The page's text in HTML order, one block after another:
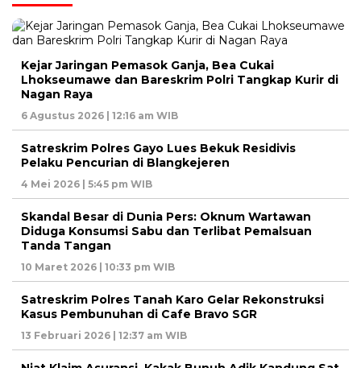
Kejar Jaringan Pemasok Ganja, Bea Cukai
Lhokseumawe dan Bareskrim Polri Tangkap Kurir di
Nagan Raya
6 Agustus 2026 | 12:16 am WIB
Satreskrim Polres Gayo Lues Bekuk Residivis
Pelaku Pencurian di Blangkejeren
4 Mei 2026 | 5:45 pm WIB
Skandal Besar di Dunia Pers: Oknum Wartawan
Diduga Konsumsi Sabu dan Terlibat Pemalsuan
Tanda Tangan
10 Maret 2026 | 10:33 pm WIB
Satreskrim Polres Tanah Karo Gelar Rekonstruksi
Kasus Pembunuhan di Cafe Bravo SGR
13 Februari 2026 | 12:37 am WIB